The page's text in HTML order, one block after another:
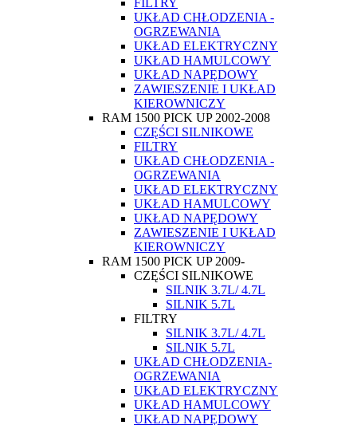
FILTRY
UKŁAD CHŁODZENIA -
OGRZEWANIA
UKŁAD ELEKTRYCZNY
UKŁAD HAMULCOWY
UKŁAD NAPĘDOWY
ZAWIESZENIE I UKŁAD
KIEROWNICZY
RAM 1500 PICK UP 2002-2008
CZĘŚCI SILNIKOWE
FILTRY
UKŁAD CHŁODZENIA -
OGRZEWANIA
UKŁAD ELEKTRYCZNY
UKŁAD HAMULCOWY
UKŁAD NAPĘDOWY
ZAWIESZENIE I UKŁAD
KIEROWNICZY
RAM 1500 PICK UP 2009-
CZĘŚCI SILNIKOWE
SILNIK 3.7L/ 4.7L
SILNIK 5.7L
FILTRY
SILNIK 3.7L/ 4.7L
SILNIK 5.7L
UKŁAD CHŁODZENIA-
OGRZEWANIA
UKŁAD ELEKTRYCZNY
UKŁAD HAMULCOWY
UKŁAD NAPĘDOWY